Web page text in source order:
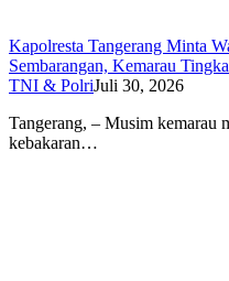
Kapolresta Tangerang Minta
Sembarangan, Kemarau
TNI & PolriJuli 30, 2026
Tangerang, – Musim kemarau
kebakaran…